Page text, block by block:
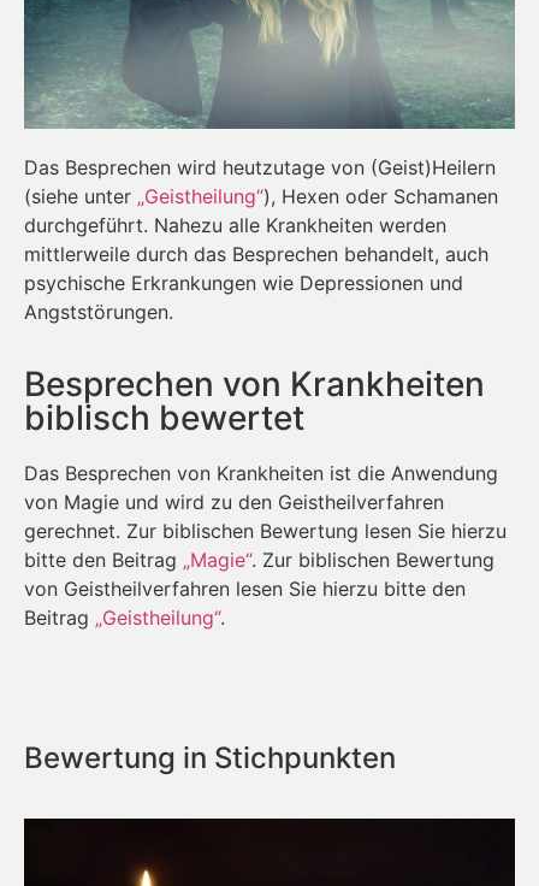
Das Besprechen wird heutzutage von (Geist)Heilern
(siehe unter „Geistheilung“), Hexen oder Schamanen
durchgeführt. Nahezu alle Krankheiten werden
mittlerweile durch das Besprechen behandelt, auch
psychische Erkrankungen wie Depressionen und
Angststörungen.
Besprechen von Krankheiten
biblisch bewertet
Das Besprechen von Krankheiten ist die Anwendung
von Magie und wird zu den Geistheilverfahren
gerechnet. Zur biblischen Bewertung lesen Sie hierzu
bitte den Beitrag „Magie“. Zur biblischen Bewertung
von Geistheilverfahren lesen Sie hierzu bitte den
Beitrag „Geistheilung“.
Bewertung in Stichpunkten